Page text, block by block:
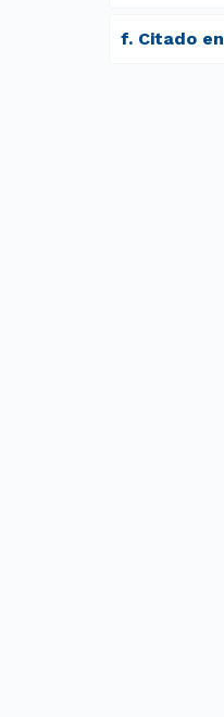
f. Citado en